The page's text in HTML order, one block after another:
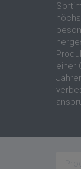
einer